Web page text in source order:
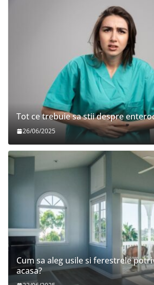
Tot ce trebuie sa stii despre
26/06/2025
Cum sa aleg usile si ferestrele
acasa?